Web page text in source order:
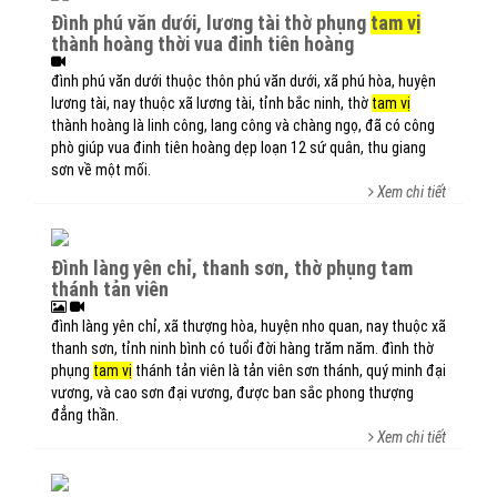
đình phú văn dưới, lương tài thờ phụng tam vị
thành hoàng thời vua đinh tiên hoàng
đình phú văn dưới thuộc thôn phú văn dưới, xã phú hòa, huyện
lương tài, nay thuộc xã lương tài, tỉnh bắc ninh, thờ tam vị
thành hoàng là linh công, lang công và chàng ngọ, đã có công
phò giúp vua đinh tiên hoàng dẹp loạn 12 sứ quân, thu giang
sơn về một mối.
Xem chi tiết
đình làng yên chỉ, thanh sơn, thờ phụng tam
thánh tản viên
đình làng yên chỉ, xã thượng hòa, huyện nho quan, nay thuộc xã
thanh sơn, tỉnh ninh bình có tuổi đời hàng trăm năm. đình thờ
phụng tam vị thánh tản viên là tản viên sơn thánh, quý minh đại
vương, và cao sơn đại vương, được ban sắc phong thượng
đẳng thần.
Xem chi tiết